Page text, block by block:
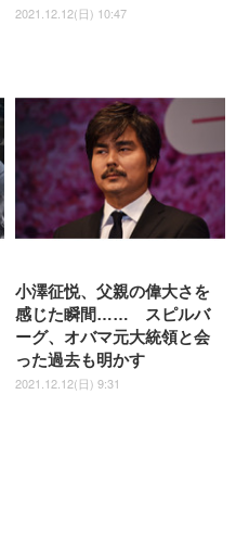
2021.12.12(日) 10:47
小澤征悦、父親の偉大さを
感じた瞬間…… スピルバ
ーグ、オバマ元大統領と会
った過去も明かす
2021.12.12(日) 9:31